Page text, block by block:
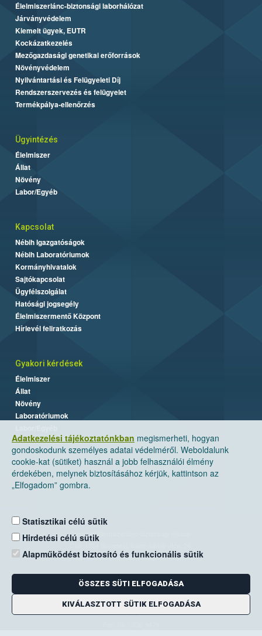
Adatkezelési tájékoztatónkban megismerheti, hogyan
gondoskodunk személyes adatai védelméről. Weboldalunk
cookie-kat (sütiket) használ a jobb felhasználói élmény
érdekében, melynek biztosításához kérjük, kattintson az
„Elfogadom” gombra.
Statisztikai célú sütik
Hirdetési célú sütik
Alapműködést biztosító és funkcionális sütik
ÖSSZES SÜTI ELFOGADÁSA
KIVÁLASZTOTT SÜTIK ELFOGADÁSA
Élelmiszerlánc-biztonsági laborhálózat
Járványvédelem
Kiemelt ügyek, EUTR
Kockázatkezelés
Mezőgazdasági genetikai erőforrások
Növényvédelem
Nyilvántartási és Felügyeleti Díj
Rendszerszervezés és felügyelet
Termékpálya-ellenőrzés
Ügyintézés
Élelmiszer
Állat
Növény
Labor/Egyéb
Kapcsolat
Nébih Igazgatóságok
Nébih Laboratóriumok
Kormányhivatalok
Sajtókapcsolat
Ügyfélszolgálat
Hatósági jogsegély
Élelmiszermentő Központ
Hírlevél feliratkozás
Gyakori kérdések
Élelmiszer
Állat
Növény
Laboratóriumok
Nemzeti Élelmiszerlánc-biztonsági Hivatal
Levelezési cím: 1525 Budapest. Pf. 30.
E-mail:ugyfelszolgalat@nebih.gov.hu
Zöld szám: 06-80/263-244
Telefon: 06-1/ 336-9000